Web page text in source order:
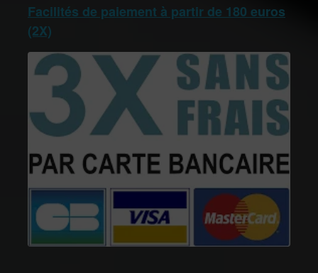
Facilités de paiement à partir de 180 euros
(2X)